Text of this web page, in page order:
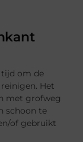
tijd om de
Het
met grofweg
schoon te
of gebruikt